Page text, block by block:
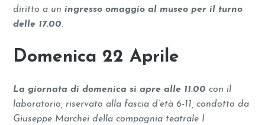
diritto a uningresso omaggio al museo per il turno
delle 17.00.
Domenica 22 Aprile
La giornata di domenica si apre alle 11.00 con il
laboratorio, riservato alla fascia d’età 6-11, condotto da
Giuseppe Marchei della compagnia teatrale I